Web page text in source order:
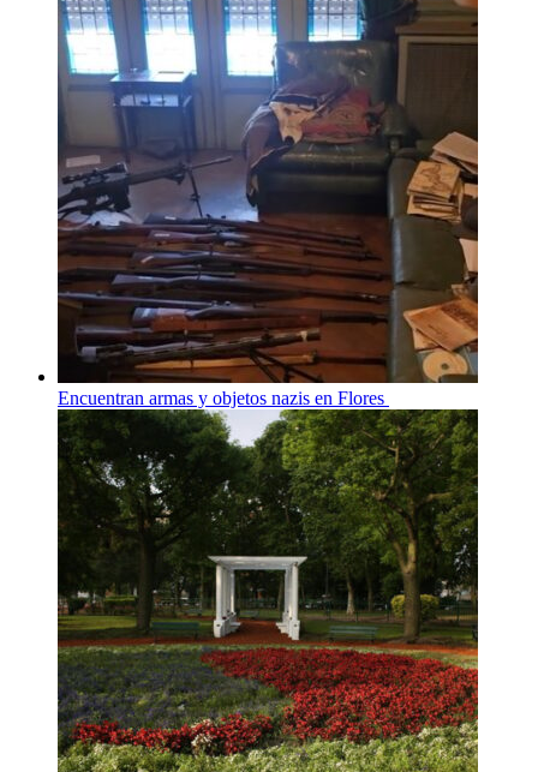
Encuentran armas y objetos nazis en Flores